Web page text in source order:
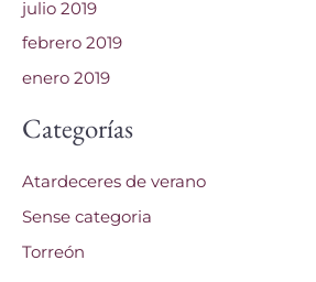
julio 2019
febrero 2019
enero 2019
Categorías
Atardeceres de verano
Sense categoria
Torreón